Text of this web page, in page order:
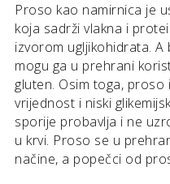
Proso kao namirnica je
koja sadrži vlakna i
izvorom ugljikohidrata.
mogu ga u prehrani
gluten. Osim toga, proso
vrijednost i niski
sporije probavlja i ne
u krvi. Proso se u
načine, a popečci od